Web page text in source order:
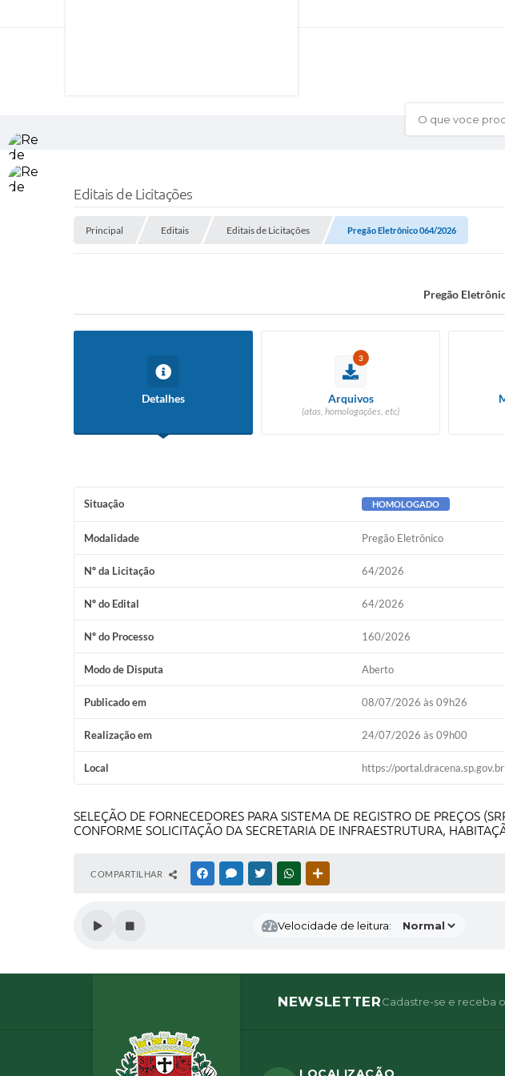
O que voce
Editais de Licitações
Principal Editais Editais de Licitações Pregão Eletrônico 064/2026
Pregão
Detalhes
3
Arquivos
(atas, homologações, etc)
Situação HOMOLOGADO
Modalidade Pregão Eletrônico
Nº da Licitação 64/2026
Nº do Edital 64/2026
Nº do Processo 160/2026
Modo de Disputa Aberto
Publicado em 08/07/2026 às 09h26
Realização em 24/07/2026 às 09h00
Local https://
SELEÇÃO DE FORNECEDORES PARA SISTEMA DE REGISTRO DE PREÇOS
CONFORME SOLICITAÇÃO DA SECRETARIA DE INFRAESTRUTURA,
COMPARTILHAR FACEBOOKMESSENGER
TWITTERWHATSAPP
Velocidade de leitura:
NEWSLETTERCadastre-se e receba